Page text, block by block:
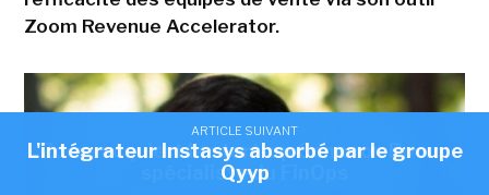
ARTICLE SUIVANT
Zoom acquiert la start-up Common Room,
spécialiste du FinOps
Zoom Revenue Accelerator.
ARTICLE SUIVANT
L'intégrateur Instasys absorbé par le groupe
Qyyp